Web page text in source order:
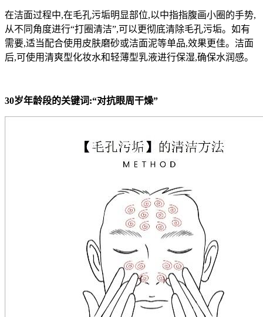
在洁面过程中,在毛孔污垢明显部位,以中指指腹画小圈的手势,
从不同角度进行“打圈清洁”,可以更彻底清除毛孔污垢。如有
需要,适当配合使用皮肤磨砂或洁面泥等单品,效果更佳。洁面
后,可使用清爽型化妆水和轻薄型乳液进行保湿,确保水润感。
30岁年龄段的关键词:“对抗眼周干燥”